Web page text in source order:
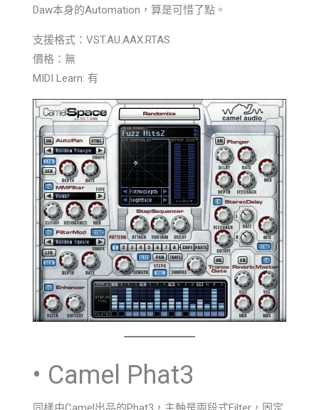
Daw本身的Automation，算是可惜了點。
支援格式：VST.AU.AAX.RTAS
價格：無
MIDI Learn: 有
• Camel Phat3